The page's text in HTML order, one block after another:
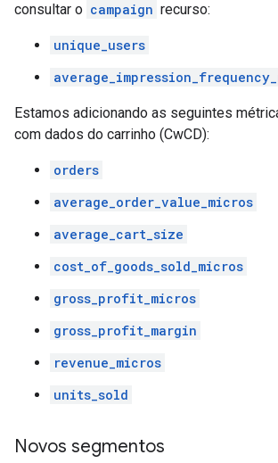
consultar o campaign recurso:
unique_users
Estamos adicionando as seguintes
com dados do carrinho (CwCD):
orders
average_order_value_micros
average_cart_size
cost_of_goods_sold_micros
gross_profit_micros
gross_profit_margin
revenue_micros
units_sold
Novos segmentos